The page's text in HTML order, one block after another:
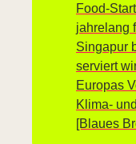
Food-
jahrelang
Singapur
serviert
Europas
Klima-
[Blaues